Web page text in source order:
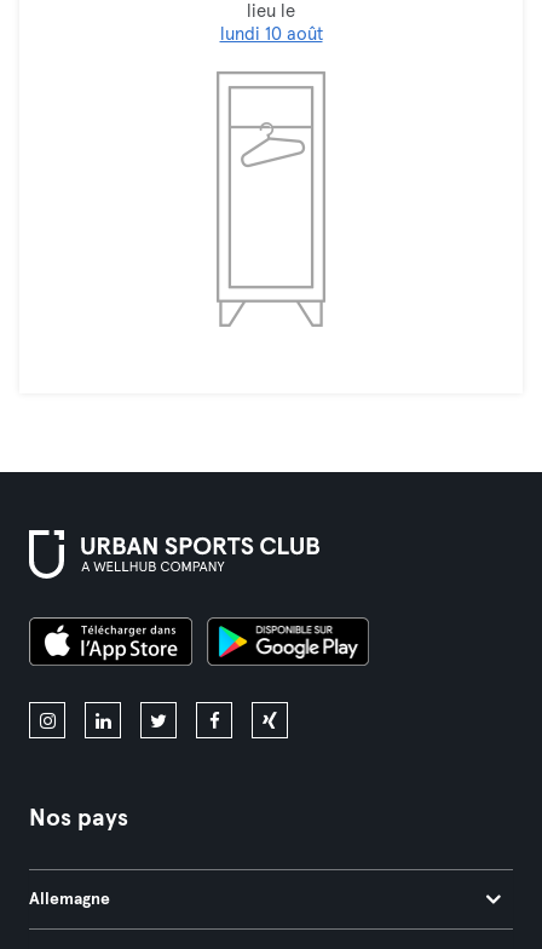
lieu le
lundi 10 août
Nos pays
Allemagne